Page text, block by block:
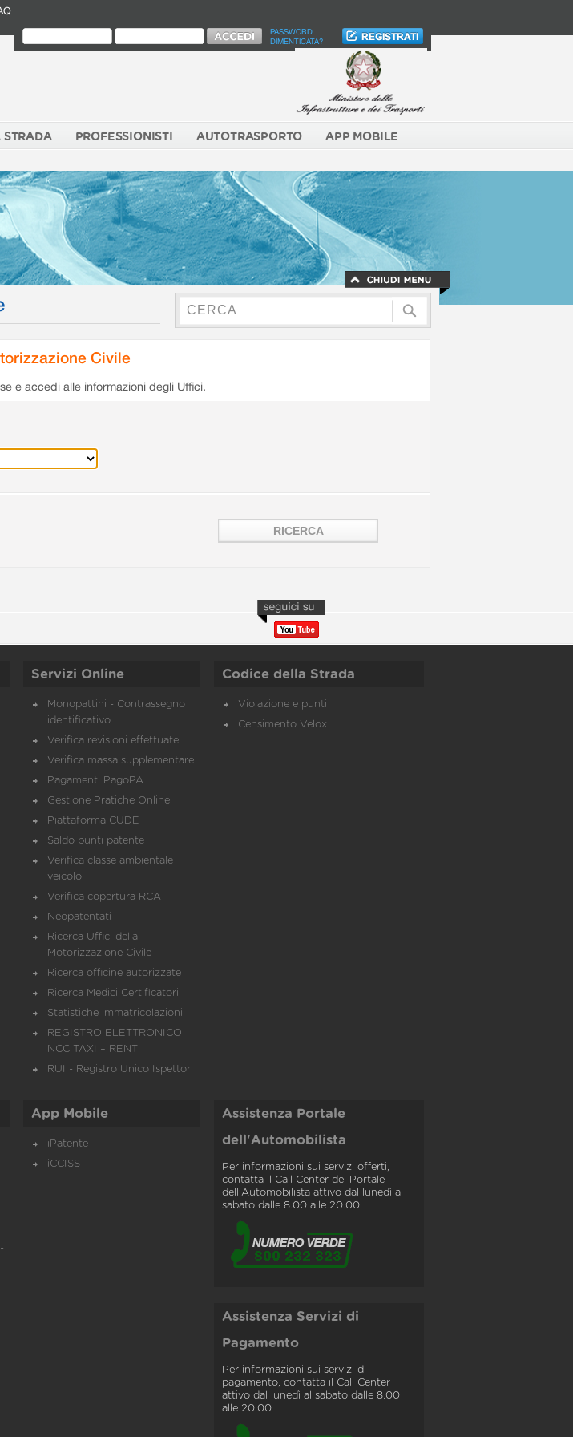
PASSWORD
DIMENTICATA?
STRADA PROFESSIONISTI AUTOTRASPORTO APP MOBILE
Civile
e accedi alle informazioni degli Uffici.
Servizi Online
Monopattini - Contrassegno
identificativo
Verifica revisioni effettuate
Verifica massa supplementare
Pagamenti PagoPA
Gestione Pratiche Online
Piattaforma CUDE
Saldo punti patente
Verifica classe ambientale
veicolo
Verifica copertura RCA
Neopatentati
Ricerca Uffici della
Motorizzazione Civile
Ricerca officine autorizzate
Ricerca Medici Certificatori
Statistiche immatricolazioni
REGISTRO ELETTRONICO
NCC TAXI – RENT
RUI - Registro Unico Ispettori
Codice della Strada
Violazione e punti
Censimento Velox
App Mobile
iPatente
iCCISS
Assistenza Portale
dell'Automobilista
Per informazioni sui servizi offerti,
contatta il Call Center del Portale
dell'Automobilista attivo dal lunedì al
sabato dalle 8.00 alle 20.00
Assistenza Servizi di
Pagamento
Per informazioni sui servizi di
pagamento, contatta il Call Center
attivo dal lunedì al sabato dalle 8.00
alle 20.00